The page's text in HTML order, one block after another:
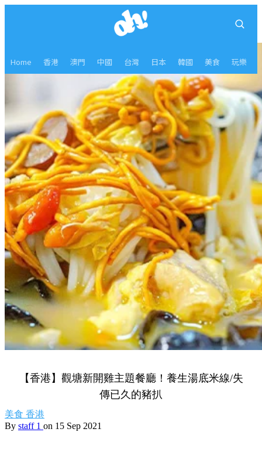
Home 香港 澳門 中國 台灣 日本 韓國 美食 玩樂
【香港】觀塘新開雞主題餐廳！養生湯底米線/失
傳已久的豬扒
美食 香港
By staff 1 on 15 Sep 2021